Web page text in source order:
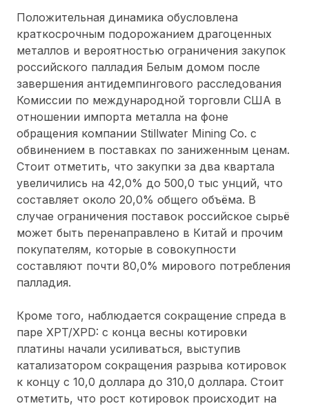
Положительная динамика обусловлена
краткосрочным подорожанием драгоценных
металлов и вероятностью ограничения закупок
российского палладия Белым домом после
завершения антидемпингового расследования
Комиссии по международной торговли США в
отношении импорта металла на фоне
обращения компании Stillwater Mining Co. с
обвинением в поставках по заниженным ценам.
Стоит отметить, что закупки за два квартала
увеличились на 42,0% до 500,0 тыс унций, что
составляет около 20,0% общего объёма. В
случае ограничения поставок российское сырьё
может быть перенаправлено в Китай и прочим
покупателям, которые в совокупности
составляют почти 80,0% мирового потребления
палладия.
Кроме того, наблюдается сокращение спреда в
паре XPT/XPD: с конца весны котировки
платины начали усиливаться, выступив
катализатором сокращения разрыва котировок
к концу с 10,0 доллара до 310,0 доллара. Стоит
отметить, что рост котировок происходит на